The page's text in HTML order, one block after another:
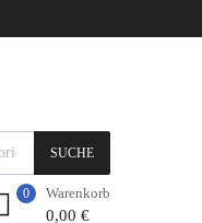
SUCHE
Warenkorb
0,00 €
0